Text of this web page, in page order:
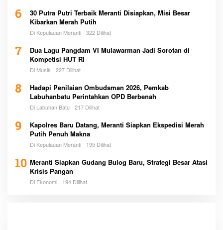
6
30 Putra Putri Terbaik Meranti Disiapkan, Misi Besar
Kibarkan Merah Putih
Di Kepulauan Meranti 322 Dilihat
7
Dua Lagu Pangdam VI Mulawarman Jadi Sorotan di
Kompetisi HUT RI
Di Musik 227 Dilihat
8
Hadapi Penilaian Ombudsman 2026, Pemkab
Labuhanbatu Perintahkan OPD Berbenah
Di Labuhan Batu 217 Dilihat
9
Kapolres Baru Datang, Meranti Siapkan Ekspedisi Merah
Putih Penuh Makna
Di Kepulauan Meranti 195 Dilihat
10 Meranti Siapkan Gudang Bulog Baru, Strategi Besar Atasi
Krisis Pangan
Di Ekonomi 194 Dilihat